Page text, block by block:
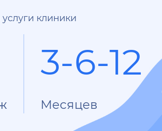
клиники
3-6-12
Месяцев